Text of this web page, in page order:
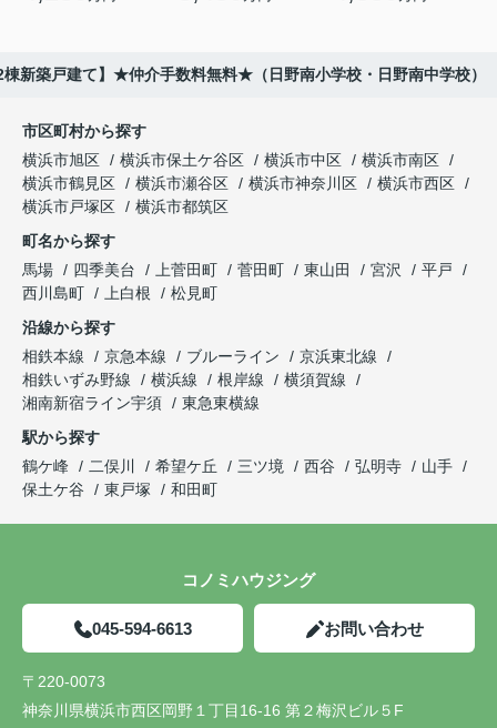
新築戸建て】★仲介手数料無料★（日野南小学校・日野南中学校）
市区町村から探す
横浜市旭区
横浜市保土ケ谷区 横浜市中区
横浜市南区
横浜市鶴見区
横浜市瀬谷区 横浜市神奈川区
横浜市西区
横浜市戸塚区
横浜市都筑区
町名から探す
馬場
四季美台 上菅田町 菅田町 東山田 宮沢
平戸
西川島町
上白根
松見町
沿線から探す
相鉄本線
京急本線 ブルーライン
京浜東北線
相鉄いずみ野線
横浜線 根岸線
横須賀線
湘南新宿ライン宇須
東急東横線
駅から探す
鶴ケ峰
二俣川 希望ケ丘 三ツ境 西谷 弘明寺
山手
保土ケ谷
東戸塚 和田町
コノミハウジング
045-594-6613 お問い合わせ
〒220-0073
神奈川県横浜市西区岡野１丁目16-16 第２梅沢ビル５F